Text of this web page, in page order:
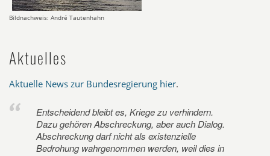
Bildnachweis: André Tautenhahn
Aktuelles
Aktuelle News zur Bundesregierung hier.
Entscheidend bleibt es, Kriege zu verhindern.
Dazu gehören Abschreckung, aber auch Dialog.
Abschreckung darf nicht als existenzielle
Bedrohung wahrgenommen werden, weil dies in